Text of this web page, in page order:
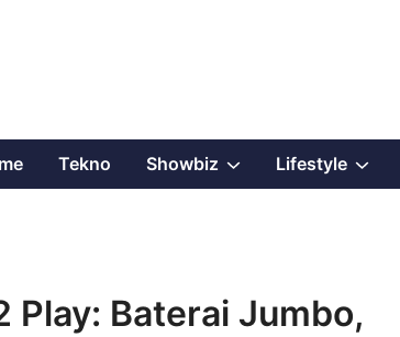
Tekno Showbiz ShowLifestyle
Play: Baterai Jumbo,